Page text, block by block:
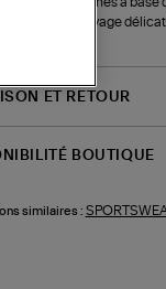
Lavage
ET RETOUR
BOUTIQUE
similaires :